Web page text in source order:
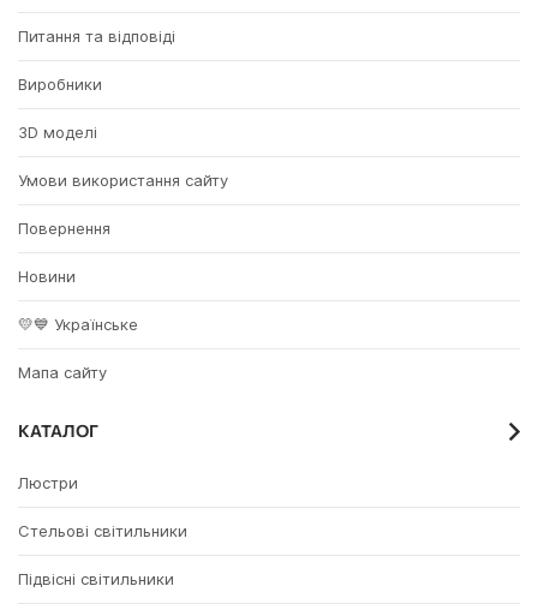
Питання та відповіді
Виробники
3D моделі
Умови використання сайту
Повернення
Новини
💛💙 Українське
Мапа сайту
КАТАЛОГ
Люстри
Стельові світильники
Підвісні світильники